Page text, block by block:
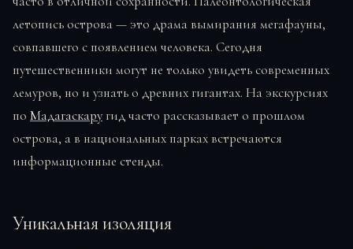
летопись острова — это драма вымирания мегафауны,
совпавшего с появлением человека. Сегодня
путешественники могут не только увидеть современных
лемуров, но и узнать о древних гигантах. На экскурсиях
по Мадагаскару гид часто рассказывает о прошлом
острова, а в национальных парках встречаются
информационные стенды.
Уникальная изоляция